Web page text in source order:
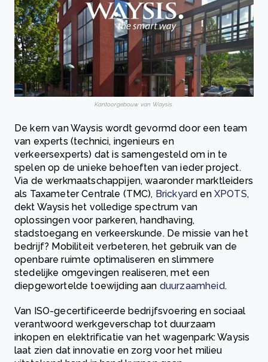
Kantoorgebouw van Waysis.
De kern van Waysis wordt gevormd door een team
van experts (technici, ingenieurs en
verkeersexperts) dat is samengesteld om in te
spelen op de unieke behoeften van ieder project.
Via de werkmaatschappijen, waaronder marktleiders
als Taxameter Centrale (TMC), Brickyard en XPOTS,
dekt Waysis het volledige spectrum van
oplossingen voor parkeren, handhaving,
stadstoegang en verkeerskunde. De missie van het
bedrijf? Mobiliteit verbeteren, het gebruik van de
openbare ruimte optimaliseren en slimmere
stedelijke omgevingen realiseren, met een
diepgewortelde toewijding aan duurzaamheid.
Van ISO-gecertificeerde bedrijfsvoering en sociaal
verantwoord werkgeverschap tot duurzaam
inkopen en elektrificatie van het wagenpark: Waysis
laat zien dat innovatie en zorg voor het milieu